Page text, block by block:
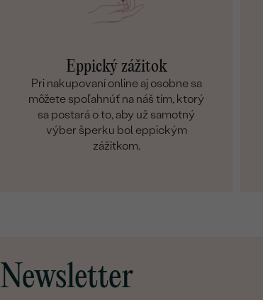
Eppický zážitok
Pri nakupovaní online aj osobne sa
môžete spoľahnúť na náš tím, ktorý
sa postará o to, aby už samotný
výber šperku bol eppickým
zážitkom.
Newsletter